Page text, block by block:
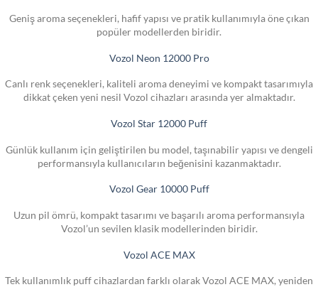
Geniş aroma seçenekleri, hafif yapısı ve pratik kullanımıyla öne çıkan
popüler modellerden biridir.
Vozol Neon 12000 Pro
Canlı renk seçenekleri, kaliteli aroma deneyimi ve kompakt tasarımıyla
dikkat çeken yeni nesil Vozol cihazları arasında yer almaktadır.
Vozol Star 12000 Puff
Günlük kullanım için geliştirilen bu model, taşınabilir yapısı ve dengeli
performansıyla kullanıcıların beğenisini kazanmaktadır.
Vozol Gear 10000 Puff
Uzun pil ömrü, kompakt tasarımı ve başarılı aroma performansıyla
Vozol’un sevilen klasik modellerinden biridir.
Vozol ACE MAX
Tek kullanımlık puff cihazlardan farklı olarak Vozol ACE MAX, yeniden